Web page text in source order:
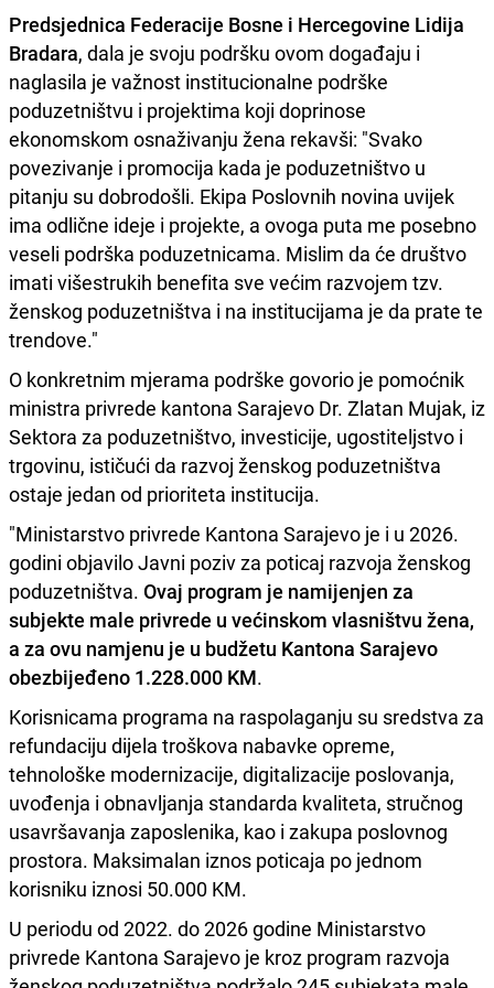
Predsjednica Federacije Bosne i Hercegovine Lidija
Bradara, dala je svoju podršku ovom događaju i
naglasila je važnost institucionalne podrške
poduzetništvu i projektima koji doprinose
ekonomskom osnaživanju žena rekavši: "Svako
povezivanje i promocija kada je poduzetništvo u
pitanju su dobrodošli. Ekipa Poslovnih novina uvijek
ima odlične ideje i projekte, a ovoga puta me posebno
veseli podrška poduzetnicama. Mislim da će društvo
imati višestrukih benefita sve većim razvojem tzv.
ženskog poduzetništva i na institucijama je da prate te
trendove."
O konkretnim mjerama podrške govorio je pomoćnik
ministra privrede kantona Sarajevo Dr. Zlatan Mujak, iz
Sektora za poduzetništvo, investicije, ugostiteljstvo i
trgovinu, ističući da razvoj ženskog poduzetništva
ostaje jedan od prioriteta institucija.
"Ministarstvo privrede Kantona Sarajevo je i u 2026.
godini objavilo Javni poziv za poticaj razvoja ženskog
poduzetništva. Ovaj program je namijenjen za
subjekte male privrede u većinskom vlasništvu žena,
a za ovu namjenu je u budžetu Kantona Sarajevo
obezbijeđeno 1.228.000 KM.
Korisnicama programa na raspolaganju su sredstva za
refundaciju dijela troškova nabavke opreme,
tehnološke modernizacije, digitalizacije poslovanja,
uvođenja i obnavljanja standarda kvaliteta, stručnog
usavršavanja zaposlenika, kao i zakupa poslovnog
prostora. Maksimalan iznos poticaja po jednom
korisniku iznosi 50.000 KM.
U periodu od 2022. do 2026 godine Ministarstvo
privrede Kantona Sarajevo je kroz program razvoja